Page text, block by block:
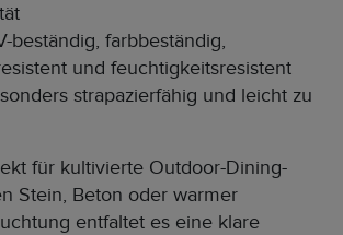
beständig, farbbeständig,
und feuchtigkeitsresistent
strapazierfähig und leicht zu
für kultivierte Outdoor-Dining-
Stein, Beton oder warmer
entfaltet es eine klare